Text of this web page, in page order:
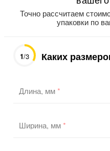
Точно рассчитаем
упаковки по
1/3 Каких
Длина, мм*
Ширина, мм*